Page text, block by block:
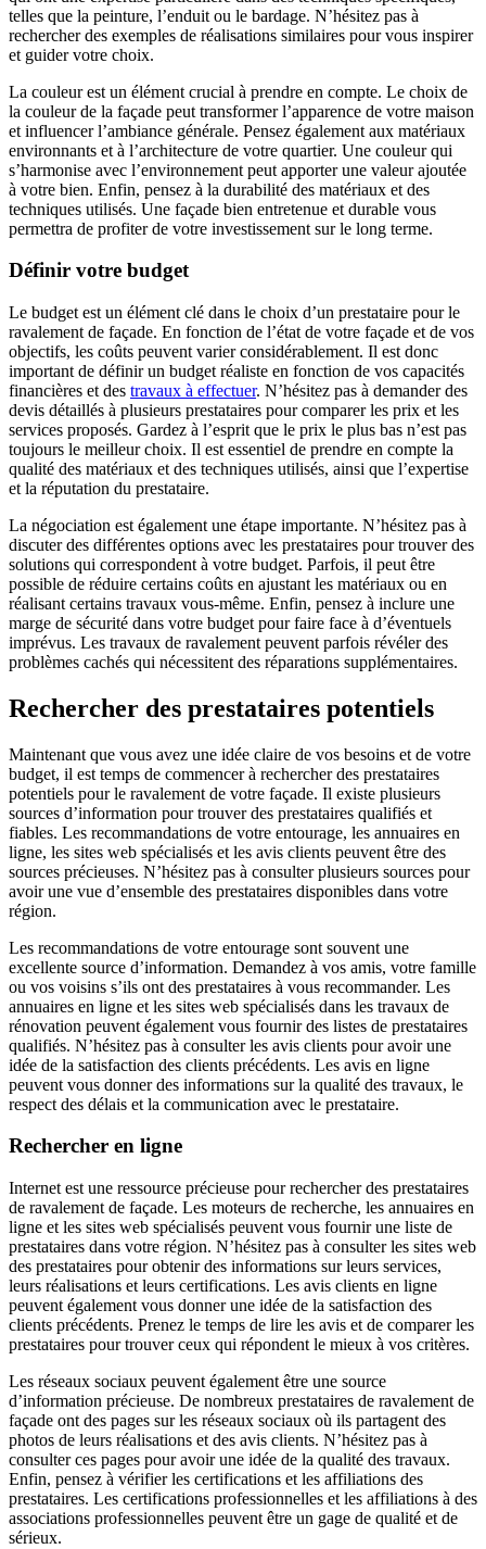
telles que la peinture, l’enduit ou le bardage. N’hésitez pas à
rechercher des exemples de réalisations similaires pour vous inspirer
et guider votre choix.
La couleur est un élément crucial à prendre en compte. Le choix de
la couleur de la façade peut transformer l’apparence de votre maison
et influencer l’ambiance générale. Pensez également aux matériaux
environnants et à l’architecture de votre quartier. Une couleur qui
s’harmonise avec l’environnement peut apporter une valeur ajoutée
à votre bien. Enfin, pensez à la durabilité des matériaux et des
techniques utilisés. Une façade bien entretenue et durable vous
permettra de profiter de votre investissement sur le long terme.
Définir votre budget
Le budget est un élément clé dans le choix d’un prestataire pour le
ravalement de façade. En fonction de l’état de votre façade et de vos
objectifs, les coûts peuvent varier considérablement. Il est donc
important de définir un budget réaliste en fonction de vos capacités
financières et des travaux à effectuer. N’hésitez pas à demander des
devis détaillés à plusieurs prestataires pour comparer les prix et les
services proposés. Gardez à l’esprit que le prix le plus bas n’est pas
toujours le meilleur choix. Il est essentiel de prendre en compte la
qualité des matériaux et des techniques utilisés, ainsi que l’expertise
et la réputation du prestataire.
La négociation est également une étape importante. N’hésitez pas à
discuter des différentes options avec les prestataires pour trouver des
solutions qui correspondent à votre budget. Parfois, il peut être
possible de réduire certains coûts en ajustant les matériaux ou en
réalisant certains travaux vous-même. Enfin, pensez à inclure une
marge de sécurité dans votre budget pour faire face à d’éventuels
imprévus. Les travaux de ravalement peuvent parfois révéler des
problèmes cachés qui nécessitent des réparations supplémentaires.
Rechercher des prestataires potentiels
Maintenant que vous avez une idée claire de vos besoins et de votre
budget, il est temps de commencer à rechercher des prestataires
potentiels pour le ravalement de votre façade. Il existe plusieurs
sources d’information pour trouver des prestataires qualifiés et
fiables. Les recommandations de votre entourage, les annuaires en
ligne, les sites web spécialisés et les avis clients peuvent être des
sources précieuses. N’hésitez pas à consulter plusieurs sources pour
avoir une vue d’ensemble des prestataires disponibles dans votre
région.
Les recommandations de votre entourage sont souvent une
excellente source d’information. Demandez à vos amis, votre famille
ou vos voisins s’ils ont des prestataires à vous recommander. Les
annuaires en ligne et les sites web spécialisés dans les travaux de
rénovation peuvent également vous fournir des listes de prestataires
qualifiés. N’hésitez pas à consulter les avis clients pour avoir une
idée de la satisfaction des clients précédents. Les avis en ligne
peuvent vous donner des informations sur la qualité des travaux, le
respect des délais et la communication avec le prestataire.
Rechercher en ligne
Internet est une ressource précieuse pour rechercher des prestataires
de ravalement de façade. Les moteurs de recherche, les annuaires en
ligne et les sites web spécialisés peuvent vous fournir une liste de
prestataires dans votre région. N’hésitez pas à consulter les sites web
des prestataires pour obtenir des informations sur leurs services,
leurs réalisations et leurs certifications. Les avis clients en ligne
peuvent également vous donner une idée de la satisfaction des
clients précédents. Prenez le temps de lire les avis et de comparer les
prestataires pour trouver ceux qui répondent le mieux à vos critères.
Les réseaux sociaux peuvent également être une source
d’information précieuse. De nombreux prestataires de ravalement de
façade ont des pages sur les réseaux sociaux où ils partagent des
photos de leurs réalisations et des avis clients. N’hésitez pas à
consulter ces pages pour avoir une idée de la qualité des travaux.
Enfin, pensez à vérifier les certifications et les affiliations des
prestataires. Les certifications professionnelles et les affiliations à des
associations professionnelles peuvent être un gage de qualité et de
sérieux.